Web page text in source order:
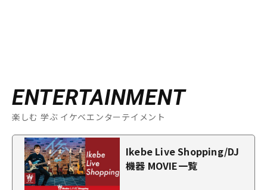
ENTERTAINMENT
楽しむ 学ぶ イケベエンターテイメント
Ikebe Live Shopping/DJ
機器 MOVIE一覧